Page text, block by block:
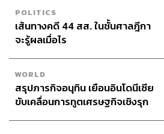
POLITICS
เส้นทางคดี 44 สส. ในชั้นศาลฎีกา
จะรู้ผลเมื่อไร
WORLD
สรุปภารกิจอนุทิน เยือนอินโดนีเซีย
ขับเคลื่อนการทูตเศรษฐกิจเชิงรุก